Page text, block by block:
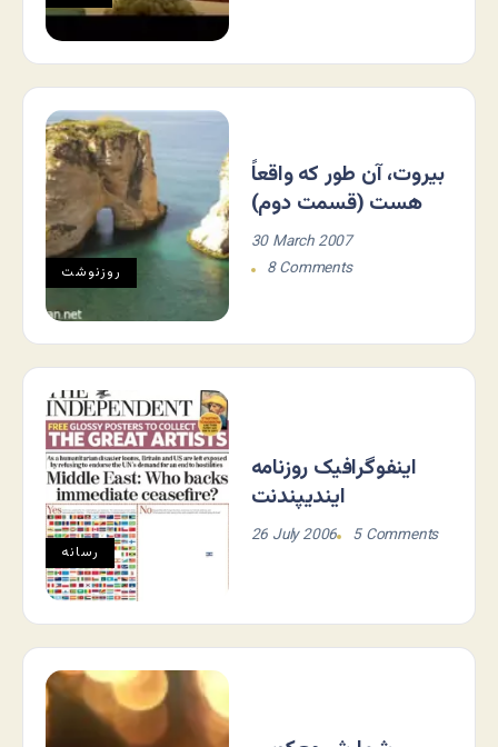
روزنوشت
بیروت، آن طور که واقعاً
هست (قسمت دوم)
30 March 2007
8 Comments
رسانه
اینفوگرافیک روزنامه
ایندیپندنت
26 July 2006 5 Comments